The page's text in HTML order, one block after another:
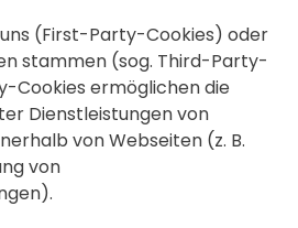
(First-Party-Cookies) oder
stammen (sog. Third-Party-
Cookies ermöglichen die
Dienstleistungen von
von Webseiten (z. B.
von